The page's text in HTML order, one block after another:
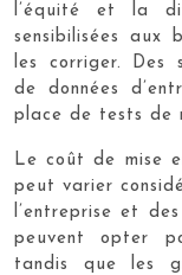
l’équité et la
sensibilisées
les corriger. Des
de données
place de tests de
Le coût de mise
peut varier
l’entreprise et
peuvent opter
tandis que les